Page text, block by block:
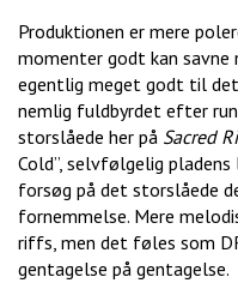
Produktionen er mere
momenter godt kan savne
egentlig meget godt til
nemlig fuldbyrdet efter
storslåede her på Sacred
Cold”, selvfølgelig
forsøg på det storslåede
fornemmelse. Mere
riffs, men det føles som
gentagelse på gentagelse.